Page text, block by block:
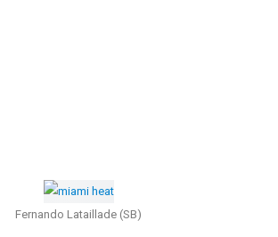
Fernando Lataillade (SB)